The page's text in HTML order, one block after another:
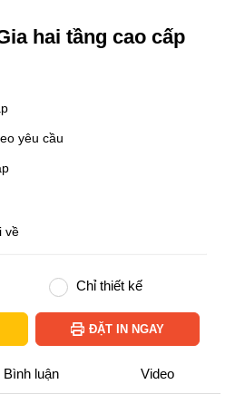
hai tầng cao cấp
yêu cầu
về
Chỉ thiết kế
ĐẶT IN NGAY
Bình luận Video